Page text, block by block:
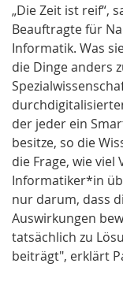
„Die Zeit ist reif“,
Beauftragte für
Informatik. Was
die Dinge anders
der jeder ein
besitze, so die
die Frage, wie
Informatiker*in
nur darum, dass
Auswirkungen
tatsächlich zu
beiträgt", erklärt